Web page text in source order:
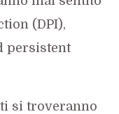
(DPI),
persistent
si troveranno